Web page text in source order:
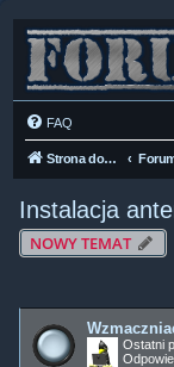
FAQ
Strona domowa
Instalacja
NOWY TEMAT
Ostatni